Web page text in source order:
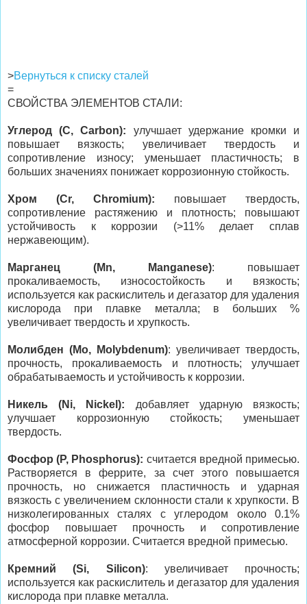
>Вернуться к списку сталей
=
СВОЙСТВА ЭЛЕМЕНТОВ СТАЛИ:
Углерод (C, Carbon): улучшает удержание кромки и
повышает вязкость; увеличивает твердость и
сопротивление износу; уменьшает пластичность; в
больших значениях понижает коррозионную стойкость.
Хром (Cr, Chromium): повышает твердость,
сопротивление растяжению и плотность; повышают
устойчивость к коррозии (>11% делает сплав
нержавеющим).
Марганец (Mn, Manganese): повышает
прокаливаемость, износостойкость и вязкость;
используется как раскислитель и дегазатор для удаления
кислорода при плавке металла; в больших %
увеличивает твердость и хрупкость.
Молибден (Mo, Molybdenum): увеличивает твердость,
прочность, прокаливаемость и плотность; улучшает
обрабатываемость и устойчивость к коррозии.
Никель (Ni, Nickel): добавляет ударную вязкость;
улучшает коррозионную стойкость; уменьшает
твердость.
Фосфор (P, Phosphorus): считается вредной примесью.
Растворяется в феррите, за счет этого повышается
прочность, но снижается пластичность и ударная
вязкость с увеличением склонности стали к хрупкости. В
низколегированных сталях с углеродом около 0.1%
фосфор повышает прочность и сопротивление
атмосферной коррозии. Считается вредной примесью.
Кремний (Si, Silicon): увеличивает прочность;
используется как раскислитель и дегазатор для удаления
кислорода при плавке металла.